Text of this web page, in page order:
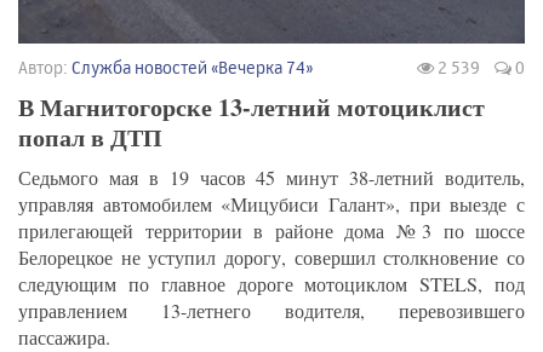
Автор: Служба новостей «Вечерка 74» 2 539 0
В Магнитогорске 13-летний мотоциклист
попал в ДТП
Седьмого мая в 19 часов 45 минут 38-летний водитель,
управляя автомобилем «Мицубиси Галант», при выезде с
прилегающей территории в районе дома №3 по шоссе
Белорецкое не уступил дорогу, совершил столкновение со
следующим по главное дороге мотоциклом STELS, под
управлением 13-летнего водителя, перевозившего
пассажира.